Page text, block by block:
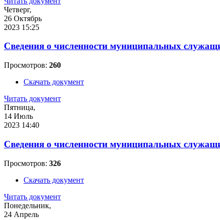
Четверг,
26 Октябрь
2023 15:25
Сведения о численности муниципальных
Просмотров: 260
Скачать документ
Читать документ
Пятница,
14 Июль
2023 14:40
Сведения о численности муниципальных
Просмотров: 326
Скачать документ
Читать документ
Понедельник,
24 Апрель